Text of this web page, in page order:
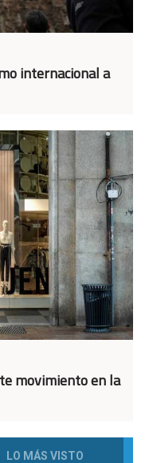
internacional a
movimiento en la
LO MÁS VISTO